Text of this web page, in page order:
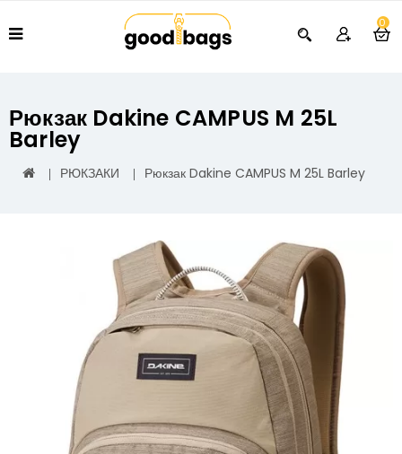
0
Рюкзак Dakine CAMPUS M 25L
Barley
РЮКЗАКИ Рюкзак Dakine CAMPUS M 25L Barley